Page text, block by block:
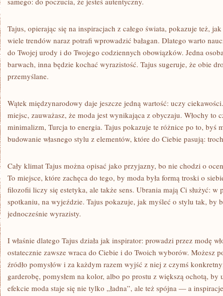
Tajus, opierając się na inspiracjach z całego świata, pokazuje też,
wiele trendów naraz potrafi wprowadzić bałagan. Dlatego warto
do Twojej urody i do Twojego codziennych obowiązków. Jedna
barwach, inna będzie kochać wyrazistość. Tajus sugeruje, że obie
przemyślane.
Wątek międzynarodowy daje jeszcze jedną wartość: uczy
miejsc, zauważasz, że moda jest wynikająca z obyczaju. Włochy to
minimalizm, Turcja to energia. Tajus pokazuje te różnice po to, byś
budowanie własnego stylu z elementów, które do Ciebie pasują:
Cały klimat Tajus można opisać jako przyjazny, bo nie chodzi o
To miejsce, które zachęca do tego, by moda była formą troski o
filozofii liczy się estetyka, ale także sens. Ubrania mają Ci służyć: w
spotkaniu, na wyjeździe. Tajus pokazuje, jak myśleć o stylu tak, by
jednocześnie wyrazisty.
I właśnie dlatego Tajus działa jak inspirator: prowadzi przez modę
ostatecznie zawsze wraca do Ciebie i do Twoich wyborów. Możesz
źródło pomysłów i za każdym razem wyjść z niej z czymś
garderobę, pomysłem na kolor, albo po prostu z większą ochotą, by
efekcie moda staje się nie tylko „ładna”, ale też spójna — a